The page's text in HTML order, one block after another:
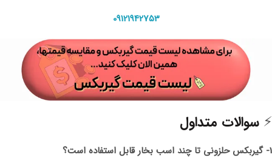
09121942753
⚡ سوالات متداول
1- گیربکس حلزونی تا چند اسب بخار قابل استفاده است؟